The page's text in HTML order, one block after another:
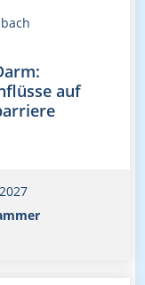
auf